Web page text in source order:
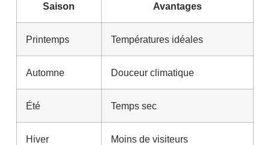
Saison Avantages
Printemps Températures idéales
Automne Douceur climatique
Été Temps sec
Hiver Moins de visiteurs